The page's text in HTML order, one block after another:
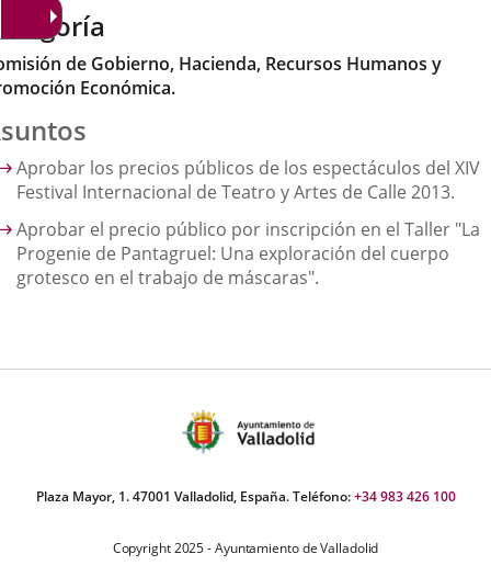
de Gobierno, Hacienda, Recursos Humanos y
Económica.
Aprobar los precios públicos de los espectáculos del XIV
Festival Internacional de Teatro y Artes de Calle 2013.
Aprobar el precio público por inscripción en el Taller "La
Progenie de Pantagruel: Una exploración del cuerpo
grotesco en el trabajo de máscaras".
Plaza Mayor, 1. 47001 Valladolid, España. Teléfono:+34 983 426 100
Copyright 2025 - Ayuntamiento de Valladolid